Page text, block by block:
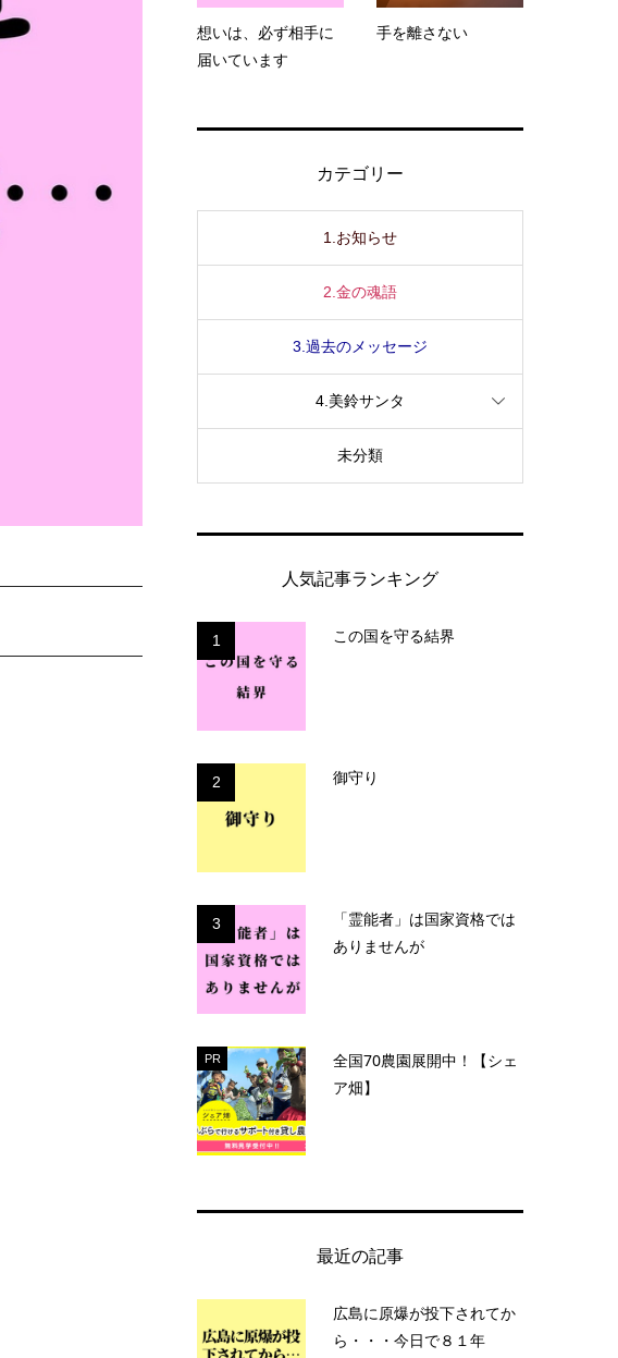
想いは、必ず相手に
届いています
手を離さない
カテゴリー
1.お知らせ
2.金の魂語
3.過去のメッセージ
4.美鈴サンタ
未分類
人気記事ランキング
1 この国を守る結界
2 御守り
3
「霊能者」は国家資格では
ありませんが
PR
全国70農園展開中！【シェ
ア畑】
最近の記事
広島に原爆が投下されてか
ら・・・今日で８１年